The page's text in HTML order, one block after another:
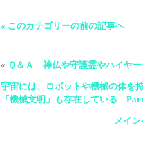
« このカテゴリーの前の記事へ
« Ｑ＆Ａ 神仏や守護霊やハイヤ
宇宙には、ロボットや機械の体を
「機械文明」も存在している
メイ